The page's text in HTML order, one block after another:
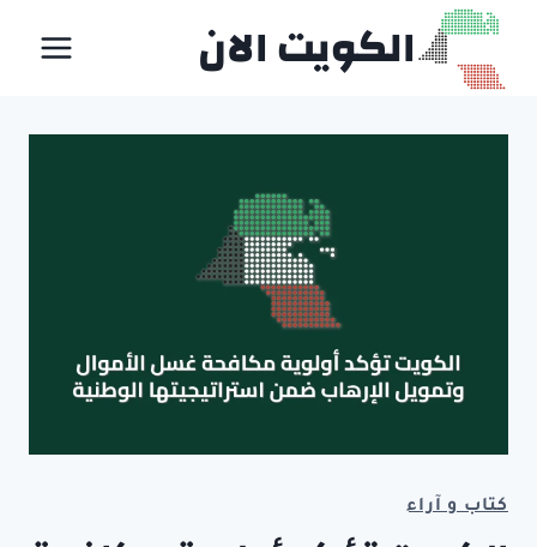
التجاوز
المحتوى
الكويت الان
كتاب و آراء